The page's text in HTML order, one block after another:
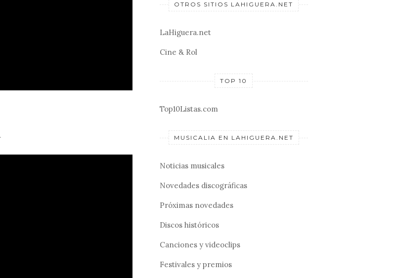
OTROS SITIOS LAHIGUERA.NET
LaHiguera.net
Cine & Rol
TOP 10
Top10Listas.com
MUSICALIA EN LAHIGUERA.NET
Noticias musicales
Novedades discográficas
Próximas novedades
Discos históricos
Canciones y videoclips
Festivales y premios